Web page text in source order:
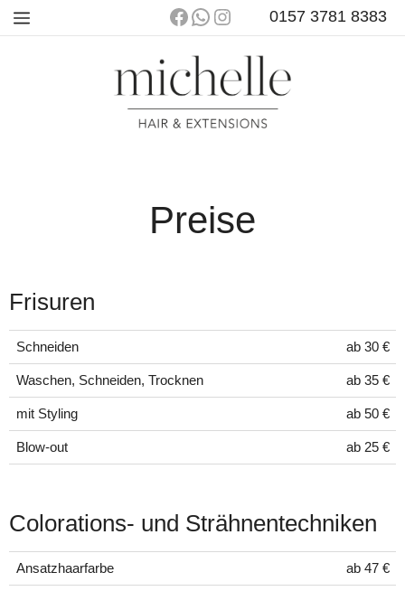
0157 3781 8383
Inhalt
Facebook
WhatsApp
Instagram
Menü
Preise
Frisuren
Schneiden ab 30 €
Waschen, Schneiden, Trocknen ab 35 €
mit Styling ab 50 €
Blow-out ab 25 €
Colorations- und Strähnentechniken
Ansatzhaarfarbe ab 47 €